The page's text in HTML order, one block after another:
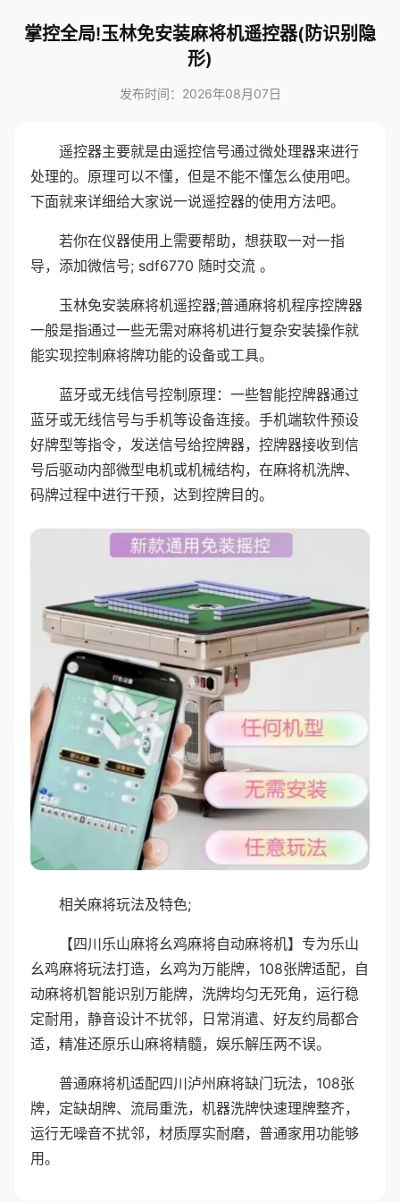
掌控全局!玉林免安装麻将机遥控器(防识别隐
形)
发布时间：2026年08月07日
遥控器主要就是由遥控信号通过微处理器来进行
处理的。原理可以不懂，但是不能不懂怎么使用吧。
下面就来详细给大家说一说遥控器的使用方法吧。
若你在仪器使用上需要帮助，想获取一对一指
导，添加微信号; sdf6770 随时交流 。
玉林免安装麻将机遥控器;普通麻将机程序控牌器
一般是指通过一些无需对麻将机进行复杂安装操作就
能实现控制麻将牌功能的设备或工具。
蓝牙或无线信号控制原理：一些智能控牌器通过
蓝牙或无线信号与手机等设备连接。手机端软件预设
好牌型等指令，发送信号给控牌器，控牌器接收到信
号后驱动内部微型电机或机械结构，在麻将机洗牌、
码牌过程中进行干预，达到控牌目的。
相关麻将玩法及特色;
【四川乐山麻将幺鸡麻将自动麻将机】专为乐山
幺鸡麻将玩法打造，幺鸡为万能牌，108张牌适配，自
动麻将机智能识别万能牌，洗牌均匀无死角，运行稳
定耐用，静音设计不扰邻，日常消遣、好友约局都合
适，精准还原乐山麻将精髓，娱乐解压两不误。
普通麻将机适配四川泸州麻将缺门玩法，108张
牌，定缺胡牌、流局重洗，机器洗牌快速理牌整齐，
运行无噪音不扰邻，材质厚实耐磨，普通家用功能够
用。